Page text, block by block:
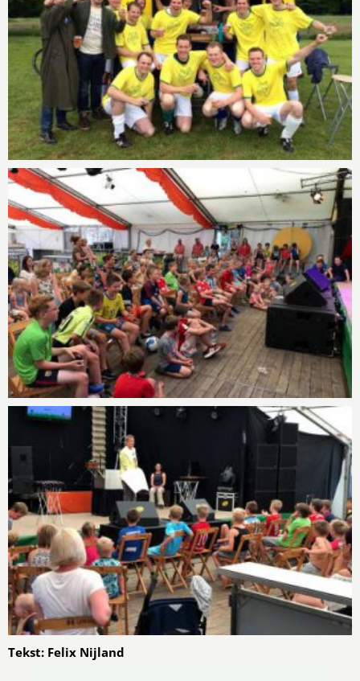
Tekst: Felix Nijland